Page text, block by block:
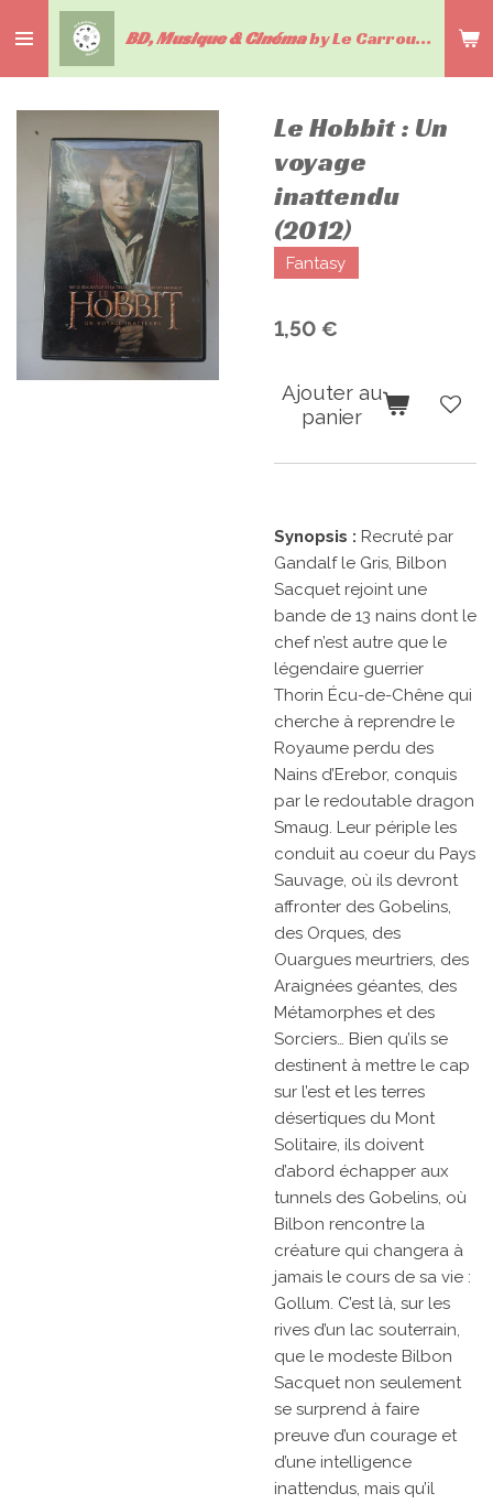
au
contenu
BD, Musique & Cinémaby Le Carrousel du livre
Le Hobbit : Un
voyage
inattendu
(2012)
Fantasy
1,50 €
Ajouter au
panier
Synopsis : Recruté par
Gandalf le Gris, Bilbon
Sacquet rejoint une
bande de 13 nains dont le
chef n’est autre que le
légendaire guerrier
Thorin Écu-de-Chêne qui
cherche à reprendre le
Royaume perdu des
Nains d’Erebor, conquis
par le redoutable dragon
Smaug. Leur périple les
conduit au coeur du Pays
Sauvage, où ils devront
affronter des Gobelins,
des Orques, des
Ouargues meurtriers, des
Araignées géantes, des
Métamorphes et des
Sorciers… Bien qu’ils se
destinent à mettre le cap
sur l’est et les terres
désertiques du Mont
Solitaire, ils doivent
d’abord échapper aux
tunnels des Gobelins, où
Bilbon rencontre la
créature qui changera à
jamais le cours de sa vie :
Gollum. C’est là, sur les
rives d’un lac souterrain,
que le modeste Bilbon
Sacquet non seulement
se surprend à faire
preuve d’un courage et
d’une intelligence
inattendus, mais qu’il